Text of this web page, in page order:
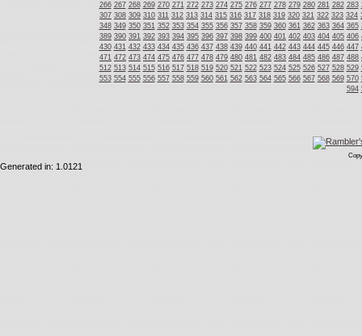
266 267 268 269 270 271 272 273 274 275 276 277 278 279 280 281 282 283
307 308 309 310 311 312 313 314 315 316 317 318 319 320 321 322 323 324
348 349 350 351 352 353 354 355 356 357 358 359 360 361 362 363 364 365
389 390 391 392 393 394 395 396 397 398 399 400 401 402 403 404 405 406
430 431 432 433 434 435 436 437 438 439 440 441 442 443 444 445 446 447
471 472 473 474 475 476 477 478 479 480 481 482 483 484 485 486 487 488
512 513 514 515 516 517 518 519 520 521 522 523 524 525 526 527 528 529
553 554 555 556 557 558 559 560 561 562 563 564 565 566 567 568 569 570
594
Generated in: 1.0121